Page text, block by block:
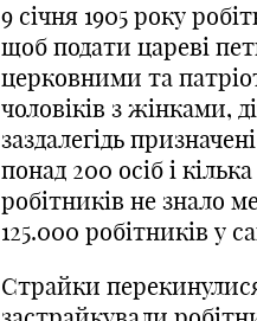
9 січня 1905 року
щоб подати цареві
церковними та
чоловіків з жінками,
заздалегідь
понад 200 осіб і
робітників не знало
125.000 робітників у
Страйки